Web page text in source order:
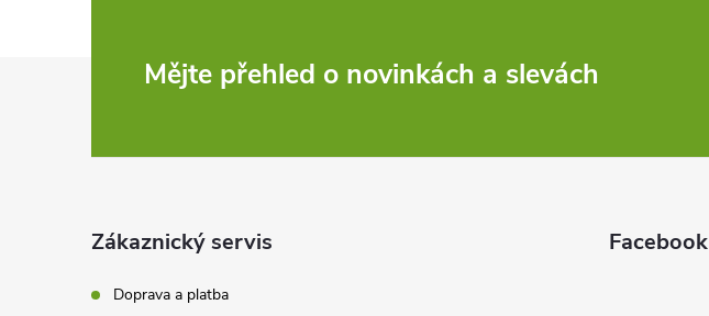
Mějte přehled o novinkách a slevách
Zákaznický servis
Doprava a platba
Facebook